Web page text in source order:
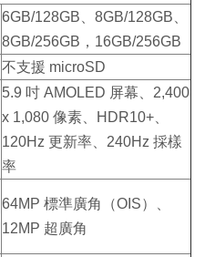
6GB/128GB、8GB/128GB、
8GB/256GB，16GB/256GB
不支援 microSD
5.9 吋 AMOLED 屏幕、2,400
x 1,080 像素、HDR10+、
120Hz 更新率、240Hz 採樣
率
64MP 標準廣角（OIS）、
12MP 超廣角